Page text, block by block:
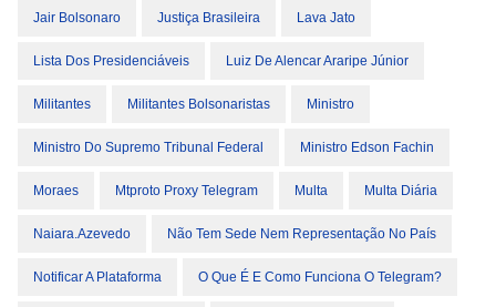
Jair Bolsonaro Justiça Brasileira Lava Jato
Lista Dos Presidenciáveis Luiz De Alencar Araripe Júnior
Militantes Militantes Bolsonaristas Ministro
Ministro Do Supremo Tribunal Federal Ministro Edson Fachin
Moraes Mtproto Proxy Telegram Multa Multa Diária
Naiara.azevedo Não Tem Sede Nem Representação No País
Notificar A Plataforma O Que É E Como Funciona O Telegram?